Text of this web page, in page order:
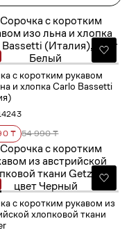
с коротким рукавом
и хлопка Carlo Bassetti
4243
₸ 54 990 ₸
с коротким рукавом из
хлопковой ткани